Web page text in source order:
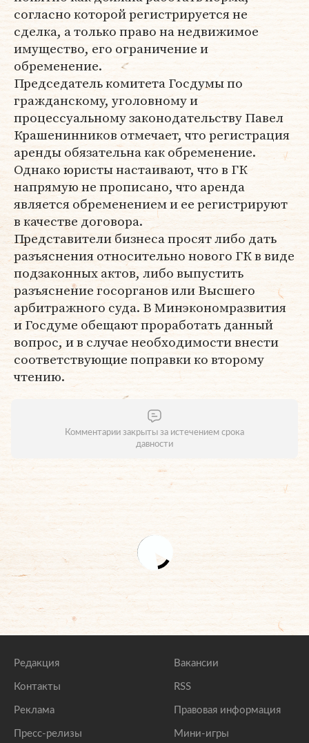
согласно которой регистрируется не
сделка, а только право на недвижимое
имущество, его ограничение и
обременение.
Председатель комитета Госдумы по
гражданскому, уголовному и
процессуальному законодательству Павел
Крашенинников отмечает, что регистрация
аренды обязательна как обременение.
Однако юристы настаивают, что в ГК
напрямую не прописано, что аренда
является обременением и ее регистрируют
в качестве до­говора.
Представители бизнеса просят либо дать
разъяснения относительно нового ГК в виде
подзаконных актов, либо выпустить
разъяснение госорганов или Высшего
арбитражного суда. В Минэкономразвития
и Госдуме обещают проработать данный
вопрос, и в случае необходимости внести
соответствующие поправки ко второму
чтению.
Комментарии закрыты за истечением срока
давности
Редакция
Контакты
Реклама
Пресс-релизы
Вакансии
RSS
Правовая информация
Мини-игры